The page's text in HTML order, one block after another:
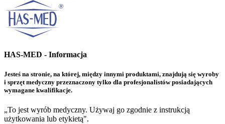
HAS-MED - Informacja
Jesteś na stronie, na której, między innymi produktami, znajdują się wyroby
i sprzęt medyczny przeznaczony tylko dla profesjonalistów posiadających
wymagane kwalifikacje.
„To jest wyrób medyczny. Używaj go zgodnie z instrukcją
użytkowania lub etykietą".